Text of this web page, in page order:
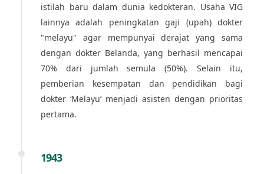
istilah baru dalam dunia kedokteran. Usaha VIG
lainnya adalah peningkatan gaji (upah) dokter
"melayu" agar mempunyai derajat yang sama
dengan dokter Belanda, yang berhasil mencapai
70% dari jumlah semula (50%). Selain itu,
pemberian kesempatan dan pendidikan bagi
dokter ‘Melayu’ menjadi asisten dengan prioritas
pertama.
1943